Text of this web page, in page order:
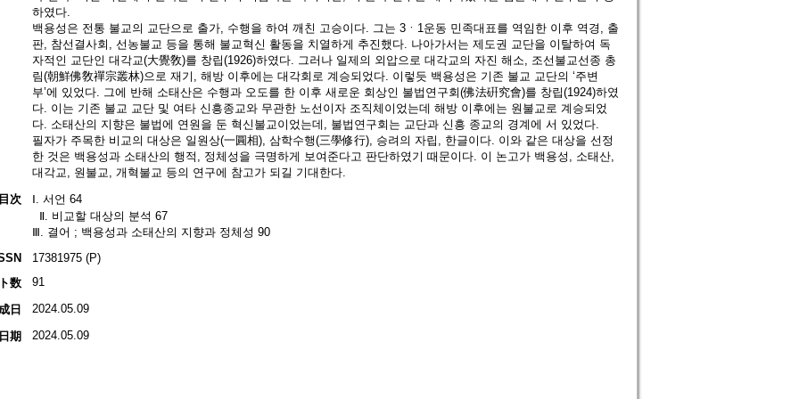
하였다.
백용성은 전통 불교의 교단으로 출가, 수행을 하여 깨친 고승이다. 그는 3ㆍ1운동 민족대표를 역임한 이후 역경, 출
판, 참선결사회, 선농불교 등을 통해 불교혁신 활동을 치열하게 추진했다. 나아가서는 제도권 교단을 이탈하여 독
자적인 교단인 대각교(大覺敎)를 창립(1926)하였다. 그러나 일제의 외압으로 대각교의 자진 해소, 조선불교선종 총
림(朝鮮佛敎禪宗叢林)으로 재기, 해방 이후에는 대각회로 계승되었다. 이렇듯 백용성은 기존 불교 교단의 ‘주변
부’에 있었다. 그에 반해 소태산은 수행과 오도를 한 이후 새로운 회상인 불법연구회(佛法硏究會)를 창립(1924)하였
다. 이는 기존 불교 교단 및 여타 신흥종교와 무관한 노선이자 조직체이었는데 해방 이후에는 원불교로 계승되었
다. 소태산의 지향은 불법에 연원을 둔 혁신불교이었는데, 불법연구회는 교단과 신흥 종교의 경계에 서 있었다.
필자가 주목한 비교의 대상은 일원상(一圓相), 삼학수행(三學修行), 승려의 자립, 한글이다. 이와 같은 대상을 선정
한 것은 백용성과 소태산의 행적, 정체성을 극명하게 보여준다고 판단하였기 때문이다. 이 논고가 백용성, 소태산,
대각교, 원불교, 개혁불교 등의 연구에 참고가 되길 기대한다.
目次
Ⅰ. 서언 64
Ⅱ. 비교할 대상의 분석 67
Ⅲ. 결어 ; 백용성과 소태산의 지향과 정체성 90
17381975 (P)
数
91
日 2024.05.09
期 2024.05.09